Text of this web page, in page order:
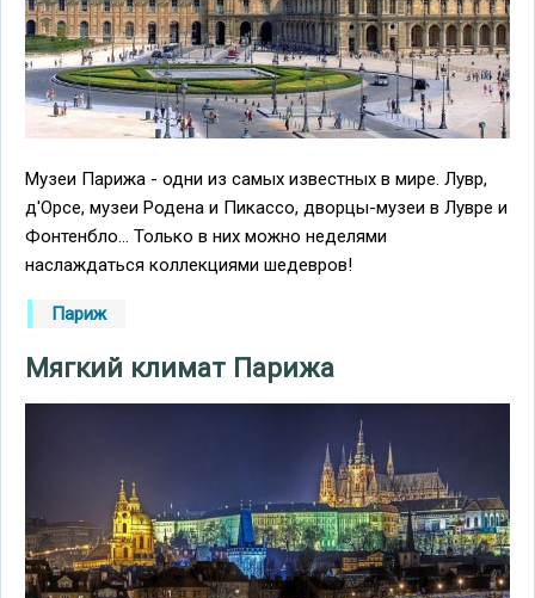
Музеи Парижа - одни из самых известных в мире. Лувр,
д'Орсе, музеи Родена и Пикассо, дворцы-музеи в Лувре и
Фонтенбло... Только в них можно неделями
наслаждаться коллекциями шедевров!
Париж
Мягкий климат Парижа